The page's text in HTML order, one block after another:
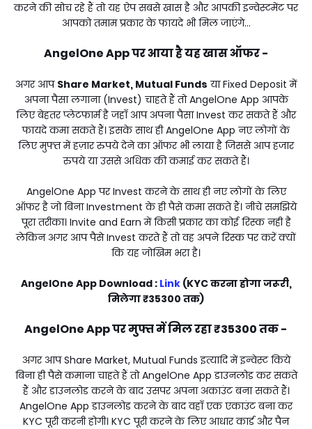
करने की सोच रहे हैं तो यह ऐप सबसे खास है और आपकी इन्वेस्टमेंट पर
आपको तमाम प्रकार के फायदे भी मिल जाएंगे...
AngelOne App पर आया है यह खास ऑफर -
अगर आप Share Market, Mutual Funds या Fixed Deposit में
अपना पैसा लगाना (Invest) चाहते हैं तो AngelOne App आपके
लिए बेहतर प्लेटफार्म है जहाँ आप अपना पैसा Invest कर सकते हैं और
फायदे कमा सकते हैं। इसके साथ ही AngelOne App नए लोगों के
लिए मुफ्त में हज़ार रुपये देने का ऑफर भी लाया है जिससे आप हजार
रुपये या उससे अधिक की कमाई कर सकते हैं।
AngelOne App पर Invest करने के साथ ही नए लोगों के लिए
ऑफर है जो बिना Investment के ही पैसे कमा सकते हैं। नीचे समझिये
पूरा तरीका। Invite and Earn में किसी प्रकार का कोई रिस्क नही है
लेकिन अगर आप पैसे Invest करते हैं तो वह अपने रिस्क पर करें क्यों
कि यह जोखिम भरा है।
AngelOne App Download : Link(KYC करना होगा जरूरी,
मिलेगा ₹35300 तक)
AngelOne App पर मुफ्त में मिल रहा₹35300तक -
अगर आप Share Market, Mutual Funds इत्यादि में इन्वेस्ट किये
बिना ही पैसे कमाना चाहते हैं तो AngelOne App डाउनलोड कर सकते
हैं और डाउनलोड करने के बाद उसपर अपना अकाउंट बना सकते हैं।
AngelOne App डाउनलोड करने के बाद वहाँ एक एकाउंट बना कर
KYC पूरी करनी होगी। KYC पूरी करने के लिए आधार कार्ड और पैन